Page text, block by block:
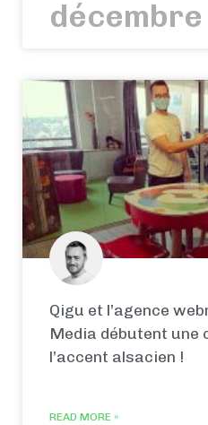
Qigu et l’agence
Media débutent une
l’accent alsacien !
READ MORE »